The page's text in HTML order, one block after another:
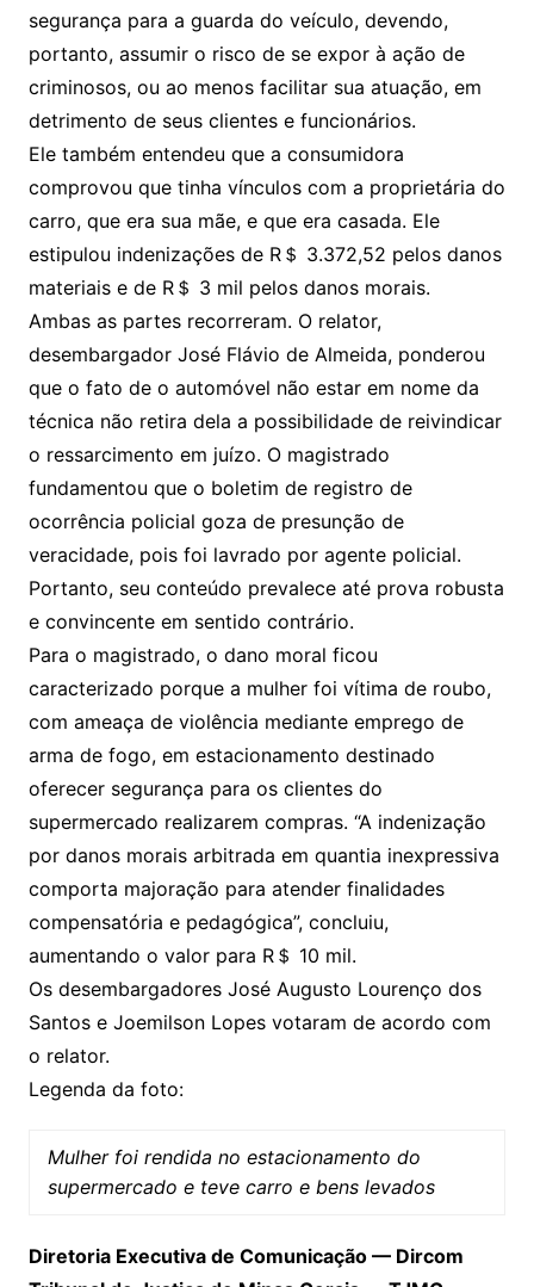
segurança para a guarda do veículo, devendo,
portanto, assumir o risco de se expor à ação de
criminosos, ou ao menos facilitar sua atuação, em
detrimento de seus clientes e funcionários.
Ele também entendeu que a consumidora
comprovou que tinha vínculos com a proprietária do
carro, que era sua mãe, e que era casada. Ele
estipulou indenizações de R＄ 3.372,52 pelos danos
materiais e de R＄ 3 mil pelos danos morais.
Ambas as partes recorreram. O relator,
desembargador José Flávio de Almeida, ponderou
que o fato de o automóvel não estar em nome da
técnica não retira dela a possibilidade de reivindicar
o ressarcimento em juízo. O magistrado
fundamentou que o boletim de registro de
ocorrência policial goza de presunção de
veracidade, pois foi lavrado por agente policial.
Portanto, seu conteúdo prevalece até prova robusta
e convincente em sentido contrário.
Para o magistrado, o dano moral ficou
caracterizado porque a mulher foi vítima de roubo,
com ameaça de violência mediante emprego de
arma de fogo, em estacionamento destinado
oferecer segurança para os clientes do
supermercado realizarem compras. “A indenização
por danos morais arbitrada em quantia inexpressiva
comporta majoração para atender finalidades
compensatória e pedagógica”, concluiu,
aumentando o valor para R＄ 10 mil.
Os desembargadores José Augusto Lourenço dos
Santos e Joemilson Lopes votaram de acordo com
o relator.
Legenda da foto:
Mulher foi rendida no estacionamento do
supermercado e teve carro e bens levados
Diretoria Executiva de Comunicação — Dircom